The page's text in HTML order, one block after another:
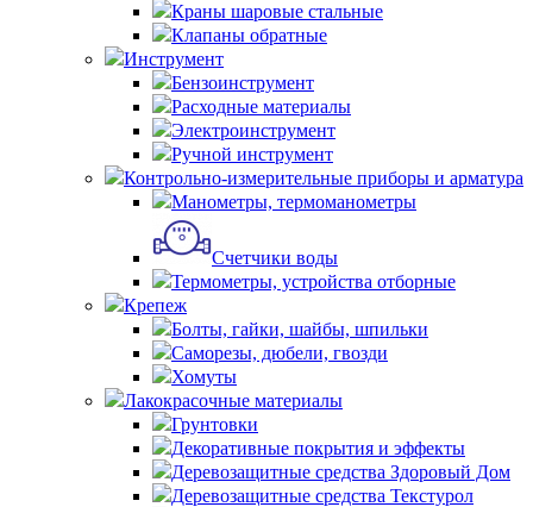
Краны шаровые стальные
Клапаны обратные
Инструмент
Бензоинструмент
Расходные материалы
Электроинструмент
Ручной инструмент
Контрольно-измерительные приборы и арматура
Манометры, термоманометры
Счетчики воды
Термометры, устройства отборные
Крепеж
Болты, гайки, шайбы, шпильки
Саморезы, дюбели, гвозди
Хомуты
Лакокрасочные материалы
Грунтовки
Декоративные покрытия и эффекты
Деревозащитные средства Здоровый Дом
Деревозащитные средства Текстурол